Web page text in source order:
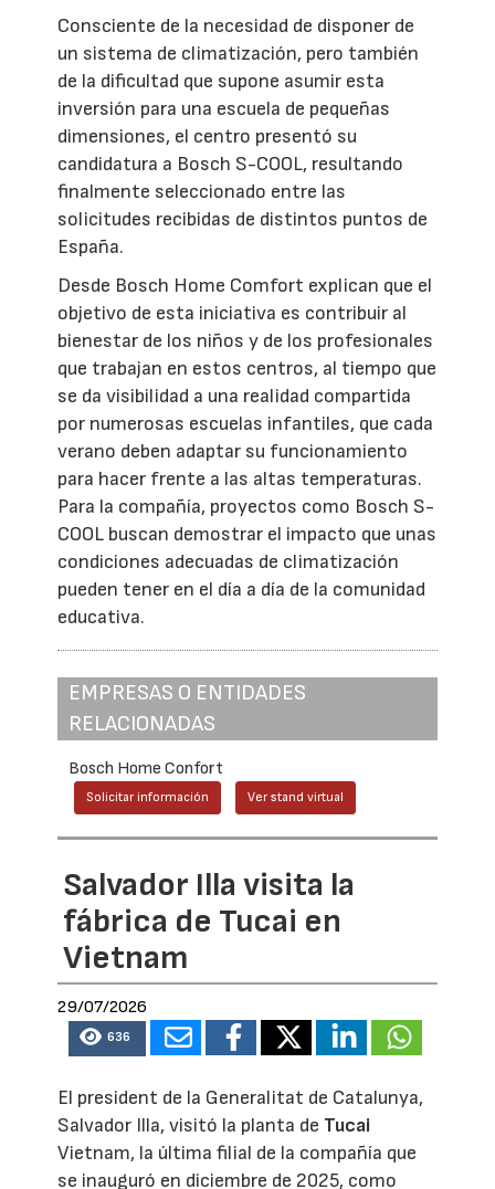
Consciente de la necesidad de disponer de
un sistema de climatización, pero también
de la dificultad que supone asumir esta
inversión para una escuela de pequeñas
dimensiones, el centro presentó su
candidatura a Bosch S-COOL, resultando
finalmente seleccionado entre las
solicitudes recibidas de distintos puntos de
España.
Desde Bosch Home Comfort explican que el
objetivo de esta iniciativa es contribuir al
bienestar de los niños y de los profesionales
que trabajan en estos centros, al tiempo que
se da visibilidad a una realidad compartida
por numerosas escuelas infantiles, que cada
verano deben adaptar su funcionamiento
para hacer frente a las altas temperaturas.
Para la compañía, proyectos como Bosch S-
COOL buscan demostrar el impacto que unas
condiciones adecuadas de climatización
pueden tener en el día a día de la comunidad
educativa.
EMPRESAS O ENTIDADES
RELACIONADAS
Bosch Home Confort
Solicitar información Ver stand virtual
Salvador Illa visita la
fábrica de Tucai en
Vietnam
29/07/2026
636
El president de la Generalitat de Catalunya,
Salvador Illa, visitó la planta de Tucai
Vietnam, la última filial de la compañía que
se inauguró en diciembre de 2025, como